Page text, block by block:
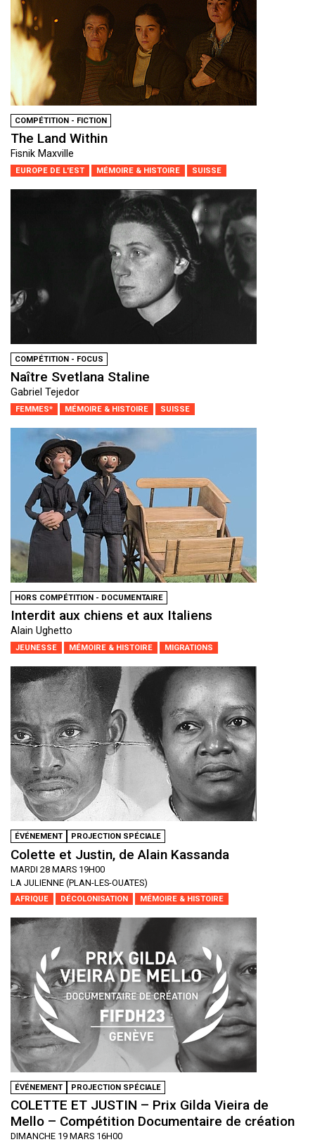
COMPÉTITION - FICTION
The Land Within
Fisnik Maxville
EUROPE DE L'EST MÉMOIRE & HISTOIRE SUISSE
COMPÉTITION - FOCUS
Naître Svetlana Staline
Gabriel Tejedor
FEMMES* MÉMOIRE & HISTOIRE SUISSE
HORS COMPÉTITION - DOCUMENTAIRE
Interdit aux chiens et aux Italiens
Alain Ughetto
JEUNESSE MÉMOIRE & HISTOIRE MIGRATIONS
ÉVÉNEMENT PROJECTION SPÉCIALE
Colette et Justin, de Alain Kassanda
MARDI 28 MARS 19H00
LA JULIENNE (PLAN-LES-OUATES)
AFRIQUE DÉCOLONISATION MÉMOIRE & HISTOIRE
ÉVÉNEMENT PROJECTION SPÉCIALE
COLETTE ET JUSTIN – Prix Gilda Vieira de
Mello – Compétition Documentaire de création
DIMANCHE 19 MARS 16H00